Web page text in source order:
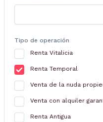
Tipo de operación
Renta Vitalicia
Renta Temporal
Venta de la nuda
Venta con alquiler
Renta Antigua